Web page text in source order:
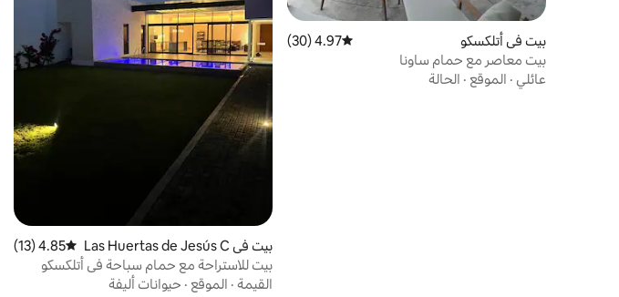
بيت في أتلكسكو متوسط التقييم 4.97 من 5، 30 مراجعات
4.97 (30)
بيت معاصر مع حمام ساونا
عائلي · الموقع · الحالة
بيت في Las Huertas de Jesús C
uarta Sección
متوسط التقييم 4.85 من 5، 13 مراجعات
4.85 (13)
بيت للاستراحة مع حمام سباحة في أتلكسكو
القيمة · الموقع · حيوانات أليفة